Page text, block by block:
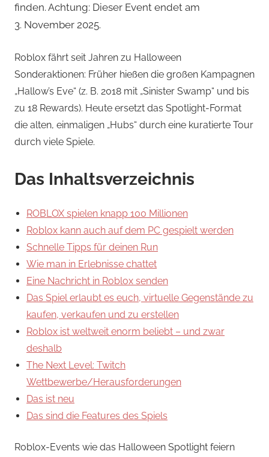
finden. Achtung: Dieser Event endet am
3. November 2025.
Roblox fährt seit Jahren zu Halloween
Sonderaktionen: Früher hießen die großen Kampagnen
„Hallow’s Eve“ (z. B. 2018 mit „Sinister Swamp“ und bis
zu 18 Rewards). Heute ersetzt das Spotlight-Format
die alten, einmaligen „Hubs“ durch eine kuratierte Tour
durch viele Spiele.
Das Inhaltsverzeichnis
ROBLOX spielen knapp 100 Millionen
Roblox kann auch auf dem PC gespielt werden
Schnelle Tipps für deinen Run
Wie man in Erlebnisse chattet
Eine Nachricht in Roblox senden
Das Spiel erlaubt es euch, virtuelle Gegenstände zu
kaufen, verkaufen und zu erstellen
Roblox ist weltweit enorm beliebt – und zwar
deshalb
The Next Level: Twitch
Wettbewerbe/Herausforderungen
Das ist neu
Das sind die Features des Spiels
Roblox-Events wie das Halloween Spotlight feiern